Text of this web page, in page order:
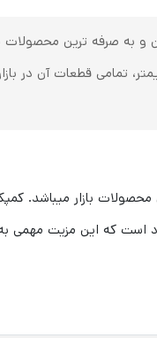
به صرفه ترین
کیلوگرم و ابعاد صفحه - 43 سانتیمتر